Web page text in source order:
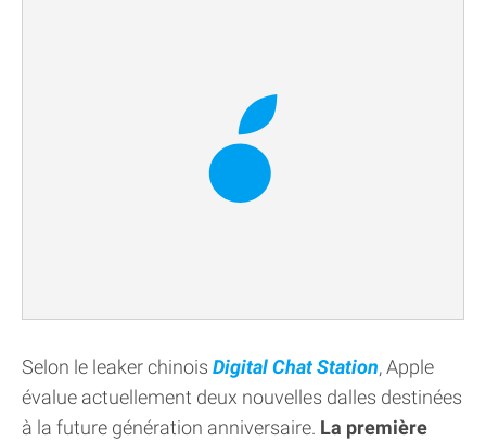
Selon le leaker chinois Digital Chat Station, Apple
évalue actuellement deux nouvelles dalles destinées
à la future génération anniversaire. La première